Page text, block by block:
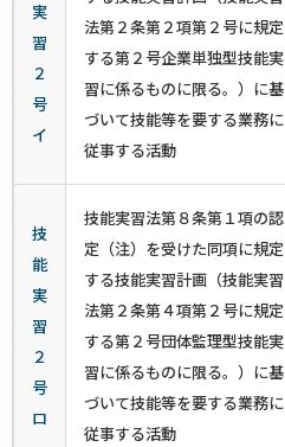
実
習
２
号
イ
法第２条第２項第２号に規定
する第２号企業単独型技能実
習に係るものに限る。）に基
づいて技能等を要する業務に
従事する活動
技
能
実
習
２
号
ロ
技能実習法第８条第１項の認
定（注）を受けた同項に規定
する技能実習計画（技能実習
法第２条第４項第２号に規定
する第２号団体監理型技能実
習に係るものに限る。）に基
づいて技能等を要する業務に
従事する活動